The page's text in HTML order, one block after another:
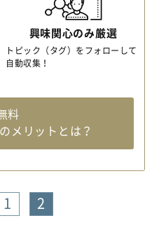
興味関心のみ厳選
トピック（タグ）をフォローして
自動収集！
料
メリットとは？
1 2